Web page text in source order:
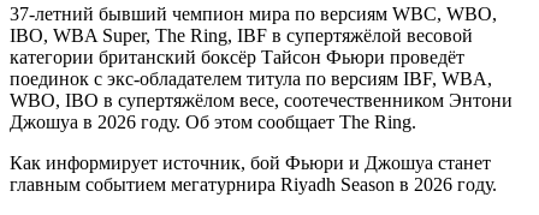
37-летний бывший чемпион мира по версиям WBC, WBO,
IBO, WBA Super, The Ring, IBF в супертяжёлой весовой
категории британский боксёр Тайсон Фьюри проведёт
поединок с экс-обладателем титула по версиям IBF, WBA,
WBO, IBO в супертяжёлом весе, соотечественником Энтони
Джошуа в 2026 году. Об этом сообщает The Ring.
Как информирует источник, бой Фьюри и Джошуа станет
главным событием мегатурнира Riyadh Season в 2026 году.